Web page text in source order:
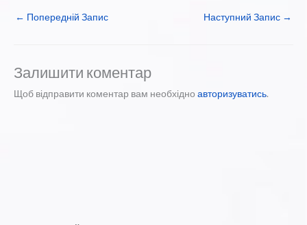
← Попередній Запис Наступний Запис →
Залишити коментар
Щоб відправити коментар вам необхідно авторизуватись.